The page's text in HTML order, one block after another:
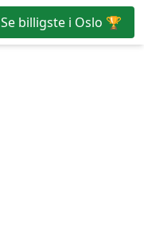
Se billigste i Oslo 🏆